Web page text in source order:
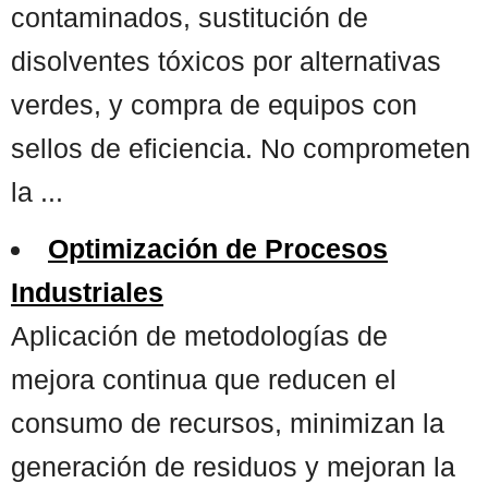
contaminados, sustitución de
disolventes tóxicos por alternativas
verdes, y compra de equipos con
sellos de eficiencia. No comprometen
la ...
Optimización de Procesos
Industriales
Aplicación de metodologías de
mejora continua que reducen el
consumo de recursos, minimizan la
generación de residuos y mejoran la